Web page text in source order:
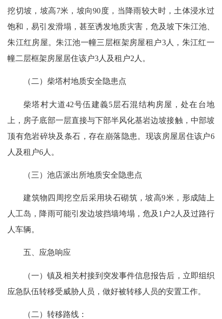
挖切坡，坡高7米，坡向90度，当降雨较大时，土体浸水过
饱和，易引发滑塌，甚至诱发地质灾害，危及坡下朱江池、
朱江红房屋。朱江池一幢三层框架房屋租户3人，朱江红一
幢二层框架房屋居住该户3 人及租户2 人。
（二）柴塔村地质安全隐患点
柴塔村大道42号伍建義5层石混结构房屋，处在台地
上，房子底部一层直接与下部半风化基岩边坡接触，中部坡
顶有危岩碎块及条石，存在崩落隐患。现该房屋居住该户6
人及租户6 人。
（三）池店派出所地质安全隐患点
建筑物四周挖空后采用块石砌筑，坡高9米，形成陆上
人工岛，降雨可能引发边坡挡墙垮塌，危及 1 户2 人及过路行
人车辆。
五、应急响应
（一）镇及相关村接到突发事件信息报告后，立即组织
应急队伍转移受威胁人员，做好被转移人员的安置工作。
（二）转移路线：